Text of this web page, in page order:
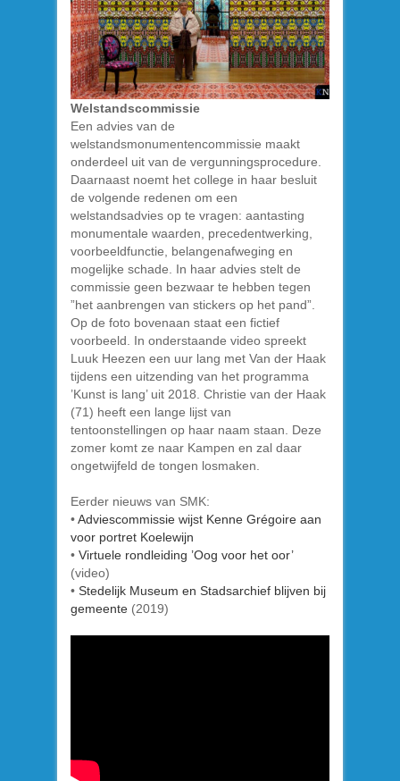
Welstandscommissie
Een advies van de
welstandsmonumentencommissie maakt
onderdeel uit van de vergunningsprocedure.
Daarnaast noemt het college in haar besluit
de volgende redenen om een
welstandsadvies op te vragen: aantasting
monumentale waarden, precedentwerking,
voorbeeldfunctie, belangenafweging en
mogelijke schade. In haar advies stelt de
commissie geen bezwaar te hebben tegen
”het aanbrengen van stickers op het pand”.
Op de foto bovenaan staat een fictief
voorbeeld. In onderstaande video spreekt
Luuk Heezen een uur lang met Van der Haak
tijdens een uitzending van het programma
’Kunst is lang’ uit 2018. Christie van der Haak
(71) heeft een lange lijst van
tentoonstellingen op haar naam staan. Deze
zomer komt ze naar Kampen en zal daar
ongetwijfeld de tongen losmaken.
Eerder nieuws van SMK:
•Adviescommissie wijst Kenne Grégoire aan
voor portret Koelewijn
• Virtuele rondleiding ’Oog voor het oor’
(video)
• Stedelijk Museum en Stadsarchief blijven bij
gemeente (2019)